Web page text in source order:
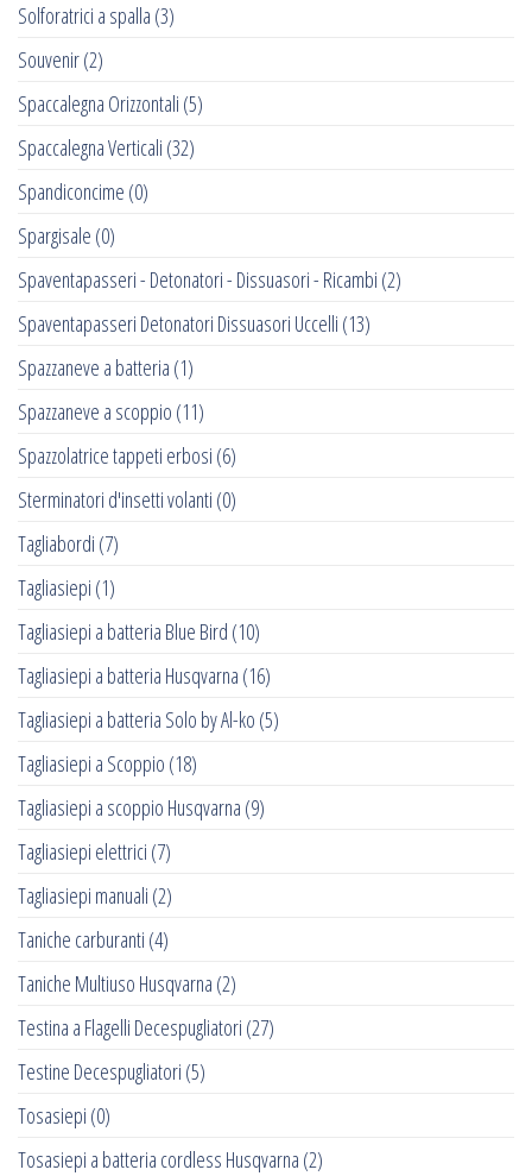
Solforatrici a spalla (3)
Souvenir(2)
Spaccalegna Orizzontali (5)
Spaccalegna Verticali (32)
Spandiconcime (0)
Spargisale (0)
Spaventapasseri - Detonatori - Dissuasori - Ricambi (2)
Spaventapasseri Detonatori Dissuasori Uccelli (13)
Spazzaneve a batteria (1)
Spazzaneve a scoppio (11)
Spazzolatrice tappeti erbosi (6)
Sterminatori d'insetti volanti (0)
Tagliabordi (7)
Tagliasiepi (1)
Tagliasiepi a batteria Blue Bird (10)
Tagliasiepi a batteria Husqvarna (16)
Tagliasiepi a batteria Solo by Al-ko (5)
Tagliasiepi a Scoppio (18)
Tagliasiepi a scoppio Husqvarna (9)
Tagliasiepi elettrici (7)
Tagliasiepi manuali (2)
Taniche carburanti (4)
Taniche Multiuso Husqvarna (2)
Testina a Flagelli Decespugliatori (27)
Testine Decespugliatori (5)
Tosasiepi (0)
Tosasiepi a batteria cordless Husqvarna (2)